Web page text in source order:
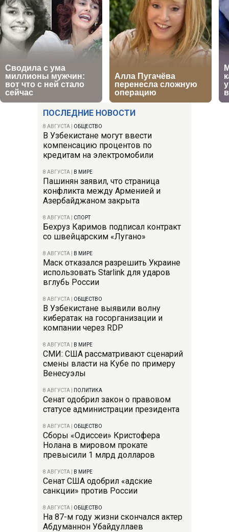
ПОСЛЕДНИЕ НОВОСТИ
8 АВГУСТА ОБЩЕСТВО
В Узбекистане могут ввести
компенсацию процентов по
кредитам на электромобили
8 АВГУСТА В МИРЕ
Пашинян заявил, что страница
конфликта между Арменией и
Азербайджаном закрыта
8 АВГУСТА СПОРТ
Бехруз Каримов подписал контракт
со швейцарским «Лугано»
8 АВГУСТА В МИРЕ
Маск отказался разрешить Украине
использовать Starlink для ударов
вглубь России
8 АВГУСТА ОБЩЕСТВО
В Узбекистане выявили волну
кибератак на госорганизации и
компании через RDP
8 АВГУСТА В МИРЕ
СМИ: США рассматривают сценарий
смены власти на Кубе по примеру
Венесуэлы
8 АВГУСТА ПОЛИТИКА
Сенат одобрил закон о правовом
статусе администрации президента
8 АВГУСТА ОБЩЕСТВО
Сборы «Одиссеи» Кристофера
Нолана в мировом прокате
превысили 1 млрд долларов
8 АВГУСТА В МИРЕ
Сенат США одобрил «адские
санкции» против России
8 АВГУСТА ОБЩЕСТВО
На 87-м году жизни скончался актер
Абдуманнон Убайдуллаев